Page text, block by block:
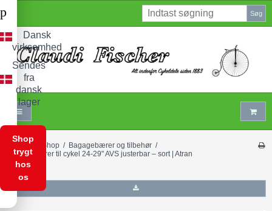
p
Dansk
virksomhed
Sendes
fra
dansk
lager
Shop
trygt
hos
os
Søg
Forside Shop / Bagagebærer og tilbehør /
Bagagebærer til cykel 24-29" AVS justerbar – sort | Atran
Velo